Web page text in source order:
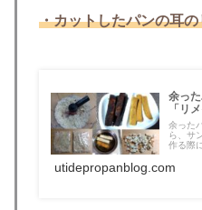
・カットしたパンの耳
余っ
「リ
余った
ら、サ
作る際
utidepropanblog.com